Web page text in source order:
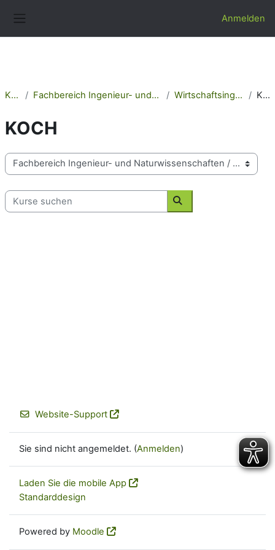
Anmelden
Kurse Fachbereich Ingenieur- und Naturwissenschaften Wirtschaftsingenieurwesen KOCH
KOCH
Kursbereiche
Kurse suchen
Kurse suchen
Website-Support
Sie sind nicht angemeldet. (Anmelden)
Laden Sie die mobile App
Standarddesign
Powered by Moodle